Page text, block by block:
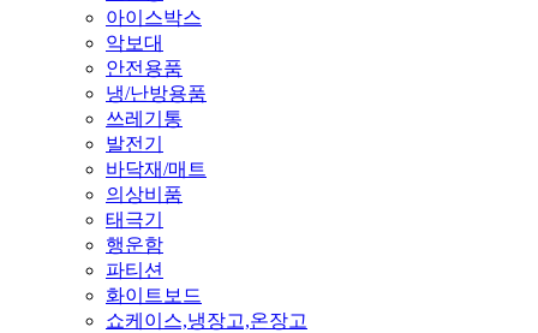
아이스박스
악보대
안전용품
냉/난방용품
쓰레기통
발전기
바닥재/매트
의상비품
태극기
행운함
파티션
화이트보드
쇼케이스,냉장고,온장고